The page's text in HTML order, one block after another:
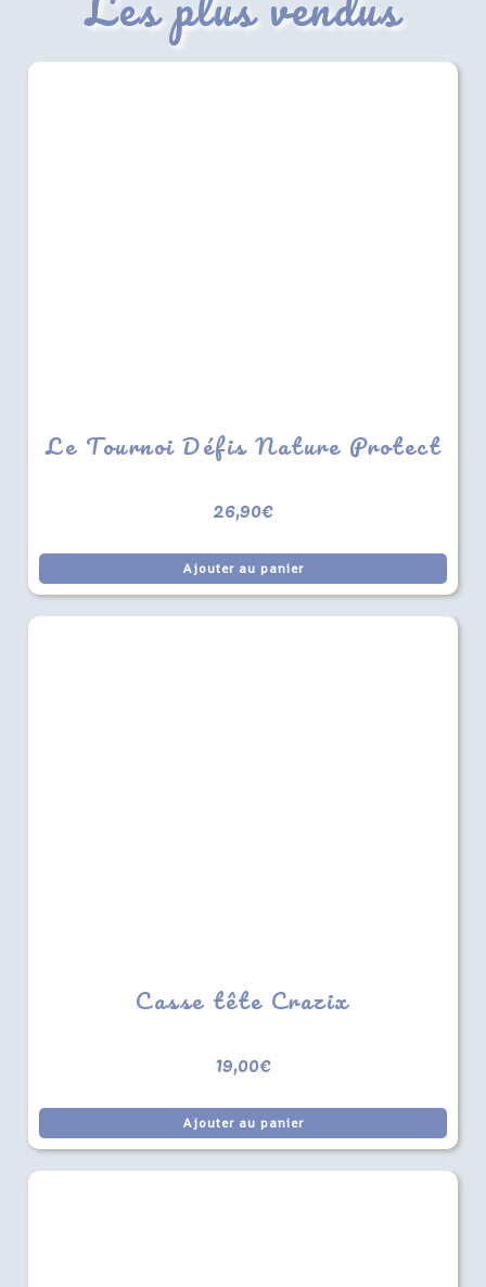
Le Tournoi Défis Nature Protect
26,90€
Ajouter au panier
Casse tête Crazix
19,00€
Ajouter au panier